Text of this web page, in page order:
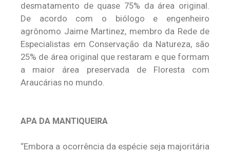
desmatamento de quase 75% da área original.
De acordo com o biólogo e engenheiro
agrônomo Jaime Martinez, membro da Rede de
Especialistas em Conservação da Natureza, são
25% de área original que restaram e que formam
a maior área preservada de Floresta com
Araucárias no mundo.
APA DA MANTIQUEIRA
“Embora a ocorrência da espécie seja majoritária